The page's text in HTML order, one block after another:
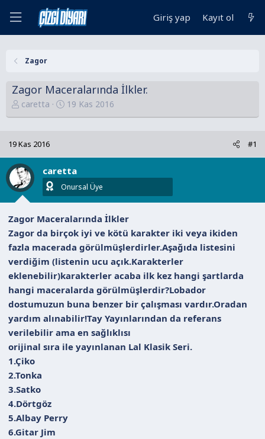
Giriş yap Kayıt ol
Zagor
Zagor Maceralarında İlkler.
K
o
u
y
u
B
a
l
a
t
a
n
caretta
B
a
a
n
g
ı
t
a
r
i
h
i
19 Kas 2016
19 Kas 2016 #1
caretta
Onursal Üye
Zagor Maceralarında İlkler
Zagor da birçok iyi ve kötü karakter iki veya ikiden
fazla macerada görülmüşlerdirler.Aşağıda listesini
verdiğim (listenin ucu açık.Karakterler
eklenebilir)karakterler acaba ilk kez hangi şartlarda
hangi maceralarda görülmüşlerdir?Lobador
dostumuzun buna benzer bir çalışması vardır.Oradan
yardım alınabilir!Tay Yayınlarından da referans
verilebilir ama en sağlıklısı
orijinal sıra ile yayınlanan Lal Klasik Seri.
1.Çiko
2.Tonka
3.Satko
4.Dörtgöz
5.Albay Perry
6.Gitar Jim